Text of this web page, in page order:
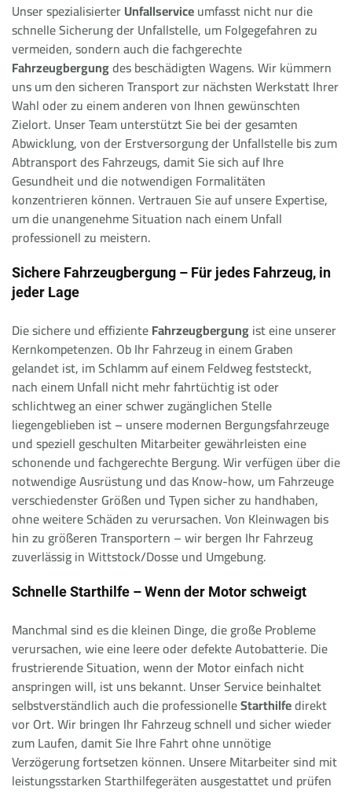
Unser spezialisierterUnfallserviceumfasst nicht nur die
schnelle Sicherung der Unfallstelle, um Folgegefahren zu
vermeiden, sondern auch die fachgerechte
Fahrzeugbergungdes beschädigten Wagens. Wir kümmern
uns um den sicheren Transport zur nächsten Werkstatt Ihrer
Wahl oder zu einem anderen von Ihnen gewünschten
Zielort. Unser Team unterstützt Sie bei der gesamten
Abwicklung, von der Erstversorgung der Unfallstelle bis zum
Abtransport des Fahrzeugs, damit Sie sich auf Ihre
Gesundheit und die notwendigen Formalitäten
konzentrieren können. Vertrauen Sie auf unsere Expertise,
um die unangenehme Situation nach einem Unfall
professionell zu meistern.
Sichere Fahrzeugbergung – Für jedes Fahrzeug, in
jeder Lage
Die sichere und effizienteFahrzeugbergungist eine unserer
Kernkompetenzen. Ob Ihr Fahrzeug in einem Graben
gelandet ist, im Schlamm auf einem Feldweg feststeckt,
nach einem Unfall nicht mehr fahrtüchtig ist oder
schlichtweg an einer schwer zugänglichen Stelle
liegengeblieben ist – unsere modernen Bergungsfahrzeuge
und speziell geschulten Mitarbeiter gewährleisten eine
schonende und fachgerechte Bergung. Wir verfügen über die
notwendige Ausrüstung und das Know-how, um Fahrzeuge
verschiedenster Größen und Typen sicher zu handhaben,
ohne weitere Schäden zu verursachen. Von Kleinwagen bis
hin zu größeren Transportern – wir bergen Ihr Fahrzeug
zuverlässig in Wittstock/Dosse und Umgebung.
Schnelle Starthilfe – Wenn der Motor schweigt
Manchmal sind es die kleinen Dinge, die große Probleme
verursachen, wie eine leere oder defekte Autobatterie. Die
frustrierende Situation, wenn der Motor einfach nicht
anspringen will, ist uns bekannt. Unser Service beinhaltet
selbstverständlich auch die professionelleStarthilfedirekt
vor Ort. Wir bringen Ihr Fahrzeug schnell und sicher wieder
zum Laufen, damit Sie Ihre Fahrt ohne unnötige
Verzögerung fortsetzen können. Unsere Mitarbeiter sind mit
leistungsstarken Starthilfegeräten ausgestattet und prüfen